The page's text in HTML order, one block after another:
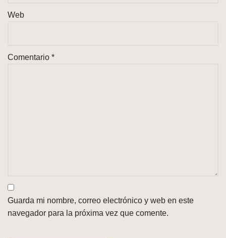
Web
Comentario *
Guarda mi nombre, correo electrónico y web en este
navegador para la próxima vez que comente.